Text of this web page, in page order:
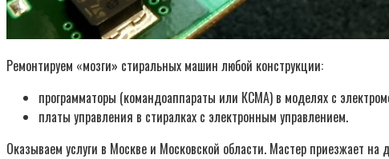
Ремонтируем «мозги» стиральных машин любой конструкции:
программаторы (командоаппараты или КСМА) в моделях с
платы управления в стиралках с электронным управлением.
Оказываем услуги в Москве и Московской области. Мастер приезжает